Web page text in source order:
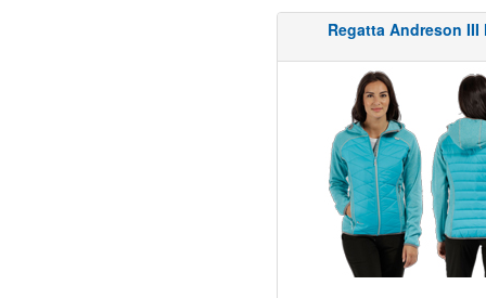
Regatta Andreson III